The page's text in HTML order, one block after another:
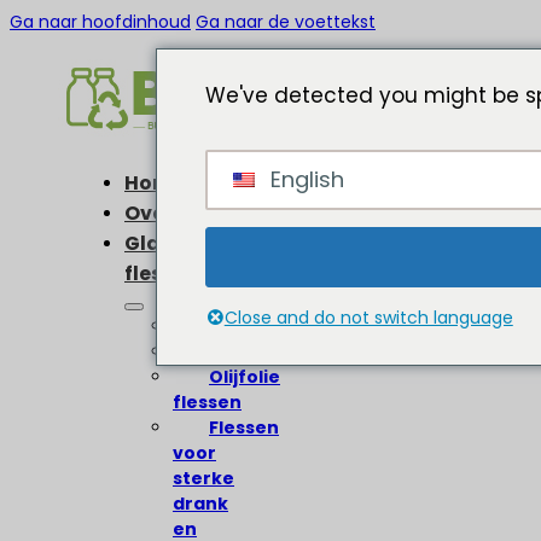
Ga naar hoofdinhoud Ga naar de voettekst
Home
Over
Glazen
flessen
Wijnflessen
Olijfolie
flessen
Flessen
voor
sterke
drank
en
We've detected you might be
English
Close and do not switch language